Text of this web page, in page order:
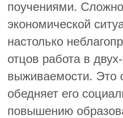
поучениями.
экономической
настолько
отцов работа в
выживаемости. Это
обедняет его
повышению